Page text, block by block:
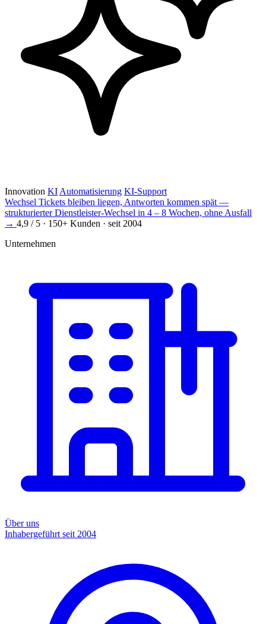
Innovation KI Automatisierung KI-Support
Wechsel Tickets bleiben liegen, Antworten kommen spät —
strukturierter Dienstleister-Wechsel in 4 – 8 Wochen, ohne Ausfall
→ 4,9 / 5 · 150+ Kunden · seit 2004
Unternehmen
Über uns
Inhabergeführt seit 2004